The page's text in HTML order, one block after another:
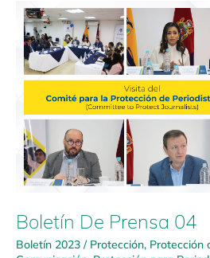
Boletín De Prensa 04
Boletín 2023 / Protección, Protección
Boletín
De
Prensa
04